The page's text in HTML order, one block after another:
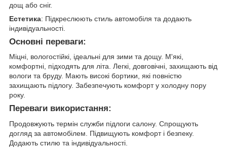
дощ або сніг.
Естетика: Підкреслюють стиль автомобіля та додають
індивідуальності.
Основні переваги:
Міцні, вологостійкі, ідеальні для зими та дощу. М'які,
комфортні, підходять для літа. Легкі, довговічні, захищають від
вологи та бруду. Мають високі бортики, які повністю
захищають підлогу. Забезпечують комфорт у холодну пору
року.
Переваги використання:
Продовжують термін служби підлоги салону. Спрощують
догляд за автомобілем. Підвищують комфорт і безпеку.
Додають стилю та індивідуальності.